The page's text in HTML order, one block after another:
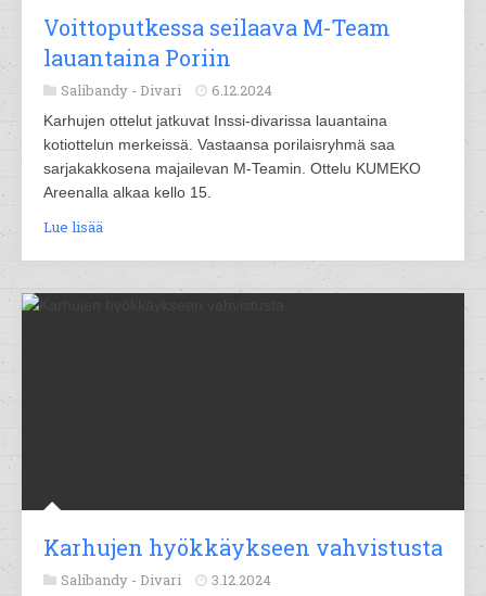
Voittoputkessa seilaava M-Team
lauantaina Poriin
Salibandy - Divari 6.12.2024
Karhujen ottelut jatkuvat Inssi-divarissa lauantaina
kotiottelun merkeissä. Vastaansa porilaisryhmä saa
sarjakakkosena majailevan M-Teamin. Ottelu KUMEKO
Areenalla alkaa kello 15.
Lue lisää
Karhujen hyökkäykseen vahvistusta
Salibandy - Divari 3.12.2024